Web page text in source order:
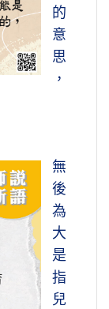
的
意
思
，
無
後
為
大
是
指
兒